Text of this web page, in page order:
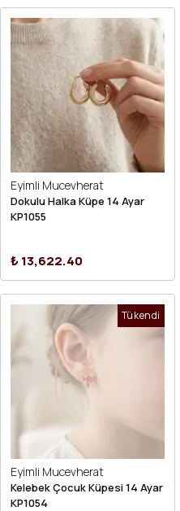
Eyimli Mucevherat
Dokulu Halka Küpe 14 Ayar
KP1055
₺ 13,622.40
Tükendi
Eyimli Mucevherat
Kelebek Çocuk Küpesi 14 Ayar
KP1054